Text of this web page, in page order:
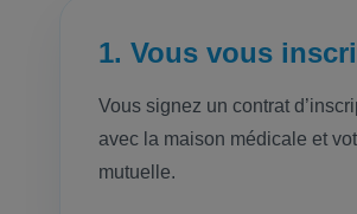
1. Vous vous
Vous signez un contrat
avec la maison médicale et
mutuelle.